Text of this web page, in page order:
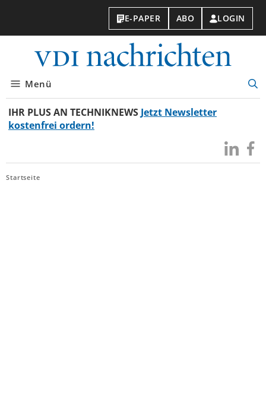
E-PAPER ABO LOGIN
Menü
IHR PLUS AN TECHNIKNEWS Jetzt Newsletter
kostenfrei ordern!
Besuchen
Sie
Sie
Startseite